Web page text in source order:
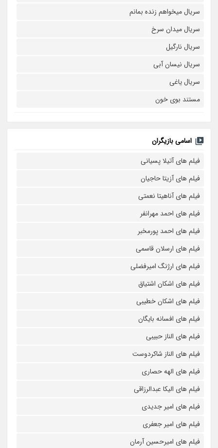
سریال میخواهم زنده بمانم
سریال میدان سرخ
سریال نارگیل
سریال نیسان آبی
سریال یاغی
مستند بوی خون
اسامی بازیگران
فیلم های آتیلا پسیانی
فیلم های آزیتا حاجیان
فیلم های آناهیتا نعمتی
فیلم های احمد مهرانفر
فیلم های احمد پورمخبر
فیلم های ارسلان قاسمی
فیلم های ارژنگ امیرفضلی
فیلم های اشکان اشتیاق
فیلم های اشکان خطیبی
فیلم های افسانه بایگان
فیلم های الناز حبیبی
فیلم های الناز شاکردوست
فیلم های الهه حصاری
فیلم های الیکا عبدالرزاقی
فیلم های امیر جدیدی
فیلم های امیر جعفری
فیلم های امیرحسین آرمان